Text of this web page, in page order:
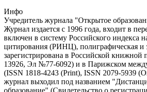
Инфо
Учредитель журнала "Открытое
Журнал издается с 1996 года, входит в
включен в систему Российского индекса
цитирования (РИНЦ), полиграфическая и
зарегистрирована в Российской
13926, Эл №77-6092) и в Парижском
(ISSN 1818-4243 (Print), ISSN 2079-5939
журнал выходил под названием
образование" (Свидетельство о